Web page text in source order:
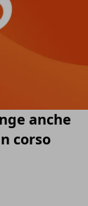
anche
corso